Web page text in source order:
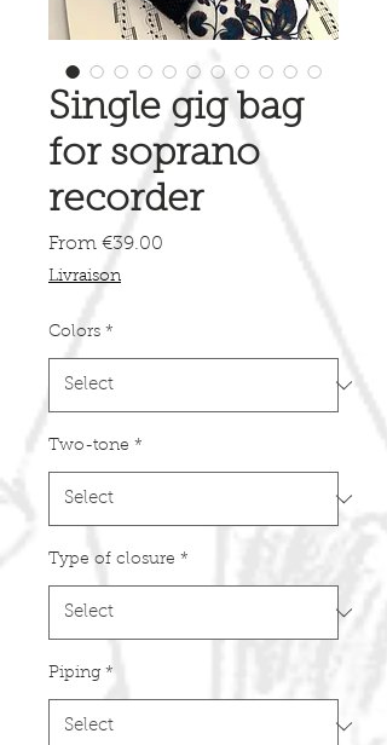
Single gig bag
for soprano
recorder
From €39.00
Livraison
Colors *
Two-tone *
Type of closure *
Piping *